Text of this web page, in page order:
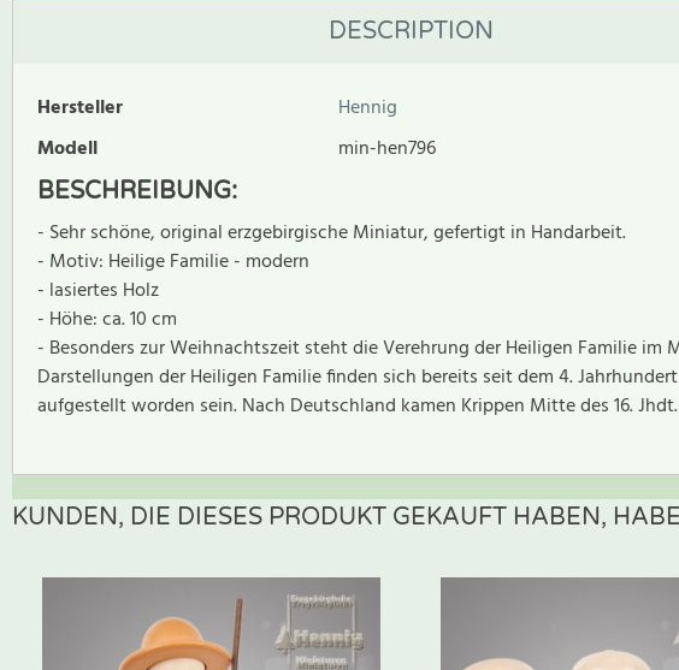
DESCRIPTION
Hersteller
Hennig
Modell
min-hen796
BESCHREIBUNG:
- Sehr schöne, original erzgebirgische Miniatur, gefertigt in Handarbeit.
- Motiv: Heilige Familie - modern
- lasiertes Holz
- Höhe: ca. 10 cm
- Besonders zur Weihnachtszeit steht die Verehrung der Heiligen Familie
Darstellungen der Heiligen Familie finden sich bereits seit dem 4.
aufgestellt worden sein. Nach Deutschland kamen Krippen Mitte des 16.
Zur Zeit gibt es keine Produktrezensionen. Sei der erste, der Bewertung
KUNDEN, DIE DIESES PRODUKT GEKAUFT HABEN,